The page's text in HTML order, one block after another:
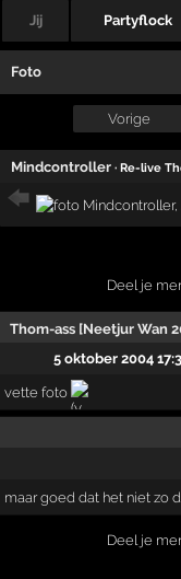
Jij Partyflock
Foto
Vorige
Mindcontroller · Re-live
Deel je
Thom-ass [Neetjur Wan
5 oktober 2004
vette foto
maar goed dat het niet zo
Deel je